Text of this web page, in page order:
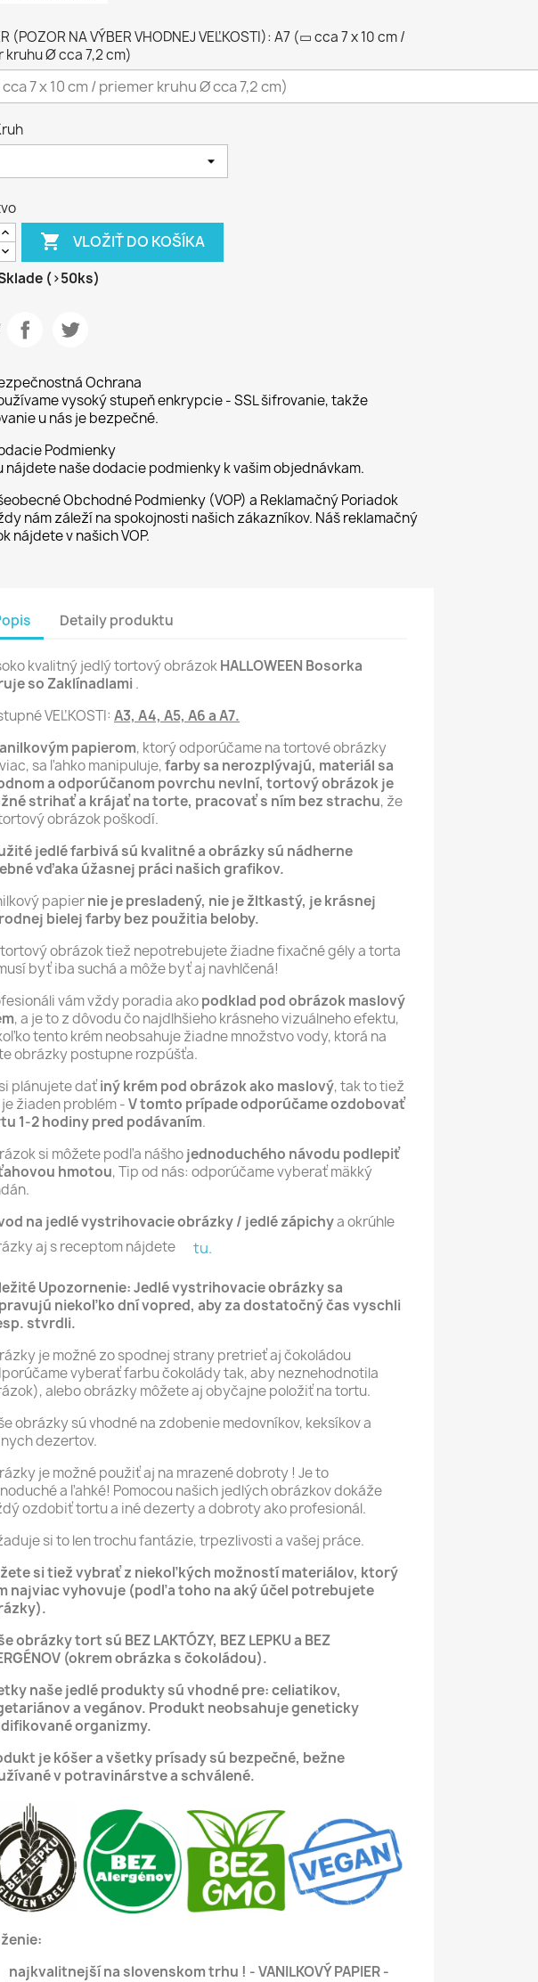
(POZOR NA VÝBER VHODNEJ VEĽKOSTI): A7 (▭ cca 7 x 10 cm /
kruhu Ø cca 7,2 cm)
 VLOŽIŤ DO KOŠÍKA
(>50ks)
Ochrana
vysoký stupeň enkrypcie - SSL šifrovanie, takže
u nás je bezpečné.
Podmienky
nájdete naše dodacie podmienky k vašim objednávkam.
Obchodné Podmienky (VOP) a Reklamačný Poriadok
nám záleží na spokojnosti našich zákazníkov. Náš reklamačný
nájdete v našich VOP.
Detaily produktu
kvalitný jedlý tortový obrázokHALLOWEEN Bosorka
so Zaklínadlami .
VEĽKOSTI: A3, A4, A5, A6 a A7.
papierom, ktorý odporúčame na tortové obrázky
sa ľahko manipuluje,farby sa nerozplývajú, materiál sa
a odporúčanom povrchu nevlní, tortový obrázok je
strihať a krájať na torte, pracovať s ním bez strachu, že
obrázok poškodí.
jedlé farbivá sú kvalitné a obrázky sú nádherne
vďaka úžasnej práci našich grafikov.
papiernie je presladený, nie je žltkastý, je krásnej
bielej farby bez použitia beloby.
obrázok tiež nepotrebujete žiadne fixačné gély a torta
byť iba suchá a môže byť aj navhlčená!
vám vždy poradia akopodklad pod obrázok maslový
, a je to z dôvodu čo najdlhšieho krásneho vizuálneho efektu,
tento krém neobsahuje žiadne množstvo vody, ktorá na
obrázky postupne rozpúšťa.
plánujete daťiný krém pod obrázok ako maslový, tak to tiež
žiaden problém -V tomto prípade odporúčame ozdobovať
1-2 hodiny pred podávaním.
si môžete podľa nášhojednoduchého návodu podlepiť
hmotou, Tip od nás: odporúčame vyberať mäkký
na jedlé vystrihovacie obrázky / jedlé zápichya okrúhle
aj s receptom nájdete
tu.
Upozornenie: Jedlé vystrihovacie obrázky sa
niekoľko dní vopred, aby za dostatočný čas vyschli
stvrdli.
je možné zo spodnej strany pretrieť aj čokoládou
vyberať farbu čokolády tak, aby neznehodnotila
alebo obrázky môžete aj obyčajne položiť na tortu.
obrázky sú vhodné na zdobenie medovníkov, keksíkov a
dezertov.
je možné použiť aj na mrazené dobroty ! Je to
a ľahké! Pomocou našich jedlých obrázkov dokáže
ozdobiť tortu a iné dezerty a dobroty ako profesionál.
si to len trochu fantázie, trpezlivosti a vašej práce.
si tiež vybrať z niekoľkých možností materiálov, ktorý
najviac vyhovuje (podľa toho na aký účel potrebujete
obrázky tort sú BEZ LAKTÓZY, BEZ LEPKU a BEZ
(okrem obrázka s čokoládou).
naše jedlé produkty sú vhodné pre: celiatikov,
a vegánov. Produkt neobsahuje geneticky
organizmy.
je kóšer a všetky prísady sú bezpečné, bežne
v potravinárstve a schválené.
najkvalitnejší na slovenskom trhu ! - VANILKOVÝ PAPIER -